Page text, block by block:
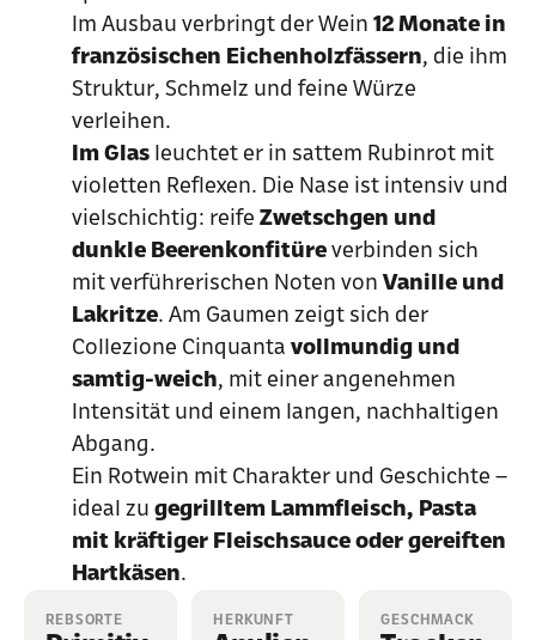
Im Ausbau verbringt der Wein 12 Monate in
französischen Eichenholzfässern, die ihm
Struktur, Schmelz und feine Würze
verleihen.
Im Glas leuchtet er in sattem Rubinrot mit
violetten Reflexen. Die Nase ist intensiv und
vielschichtig: reife Zwetschgen und
dunkle Beerenkonfitüre verbinden sich
mit verführerischen Noten von Vanille und
Lakritze. Am Gaumen zeigt sich der
Collezione Cinquanta vollmundig und
samtig-weich, mit einer angenehmen
Intensität und einem langen, nachhaltigen
Abgang.
Ein Rotwein mit Charakter und Geschichte –
ideal zu gegrilltem Lammfleisch, Pasta
mit kräftiger Fleischsauce oder gereiften
Hartkäsen.
REBSORTE HERKUNFT GESCHMACK